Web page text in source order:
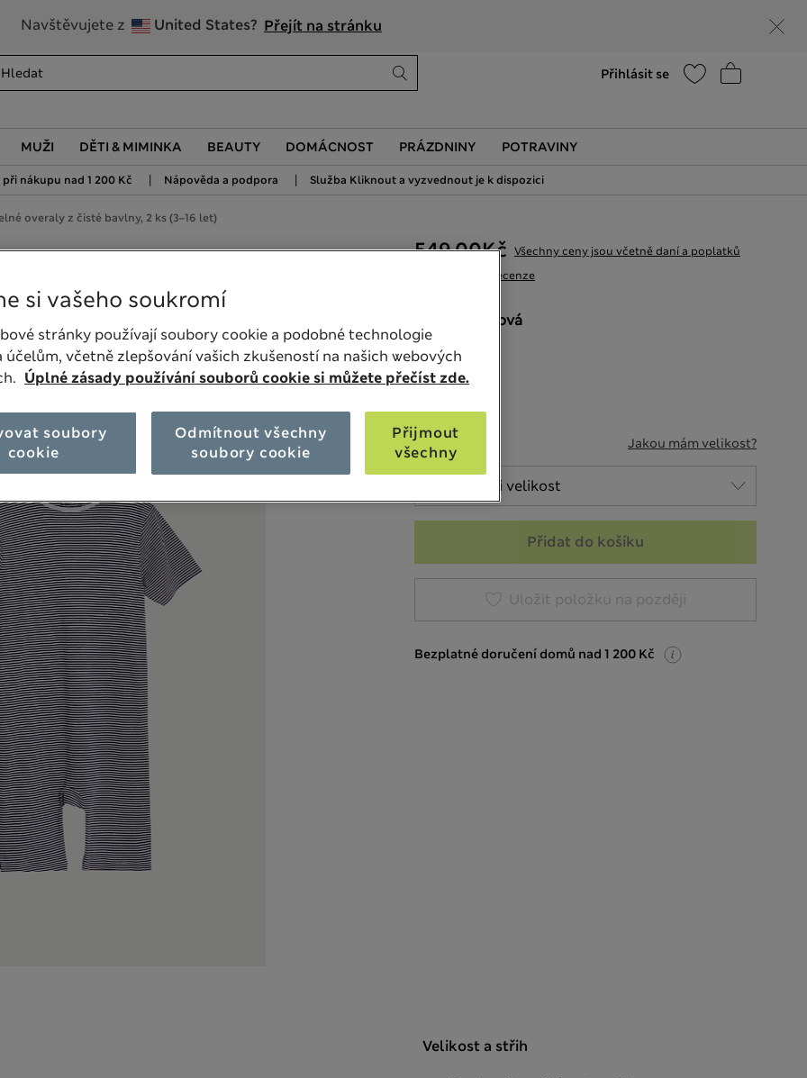
Navštěvujete z United States? Přejít na stránku
Přihlásit se
MUŽI DĚTI & MIMINKA BEAUTY DOMÁCNOST PRÁZDNINY POTRAVINY
nákupu nad 1 200 Kč | Nápověda a podpora | Služba Kliknout a vyzvednout je k dispozici
overaly z čisté bavlny, 2 ks (3–16 let)
37 Recenze
549,00Kč Všechny ceny jsou včetně daní a poplatků
Cínová
Vyprodáno
VELIKOST Jakou mám velikost?
Přidat do košíku
Uložit položku na později
Bezplatné doručení domů nad 1 200 Kč
Velikost a střih
si vašeho soukromí
stránky používají soubory cookie a podobné technologie
účelům, včetně zlepšování vašich zkušeností na našich webových
Úplné zásady používání souborů cookie si můžete přečíst zde.
Odmítnout všechny
soubory cookie
Přijmout
všechny
soubory
cookie